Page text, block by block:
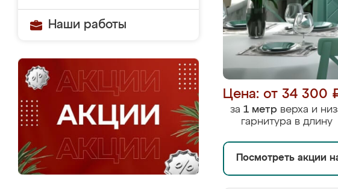
Наши работы
Цена: от 34 300
за 1 метр верха и
гарнитура в длину
Посмотреть акции